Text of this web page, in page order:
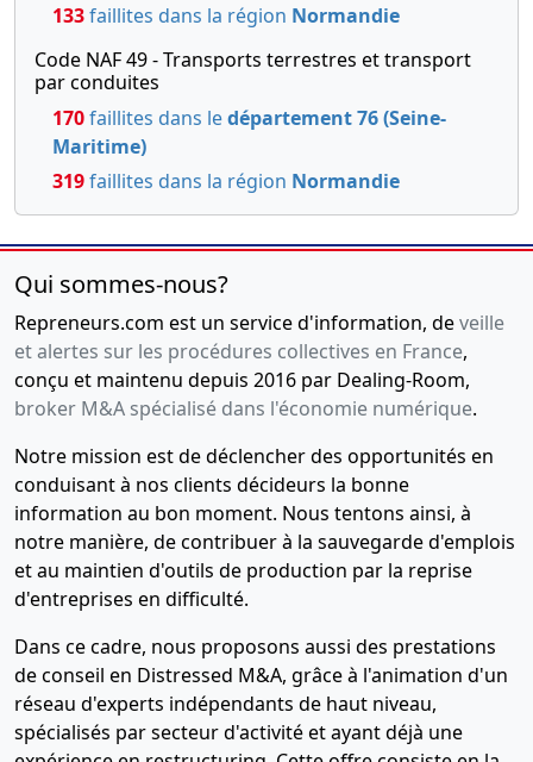
133faillites dans la région Normandie
Code NAF 49 - Transports terrestres et transport
par conduites
170faillites dans ledépartement 76 (Seine-
Maritime)
319faillites dans la région Normandie
Qui sommes-nous?
Repreneurs.com est un service d'information, deveille
et alertes sur les procédures collectives en France,
conçu et maintenu depuis 2016 par Dealing-Room,
broker M&A spécialisé dans l'économie numérique.
Notre mission est de déclencher des opportunités en
conduisant à nos clients décideurs la bonne
information au bon moment. Nous tentons ainsi, à
notre manière, de contribuer à la sauvegarde d'emplois
et au maintien d'outils de production par la reprise
d'entreprises en difficulté.
Dans ce cadre, nous proposons aussi des prestations
de conseil en Distressed M&A, grâce à l'animation d'un
réseau d'experts indépendants de haut niveau,
spécialisés par secteur d'activité et ayant déjà une